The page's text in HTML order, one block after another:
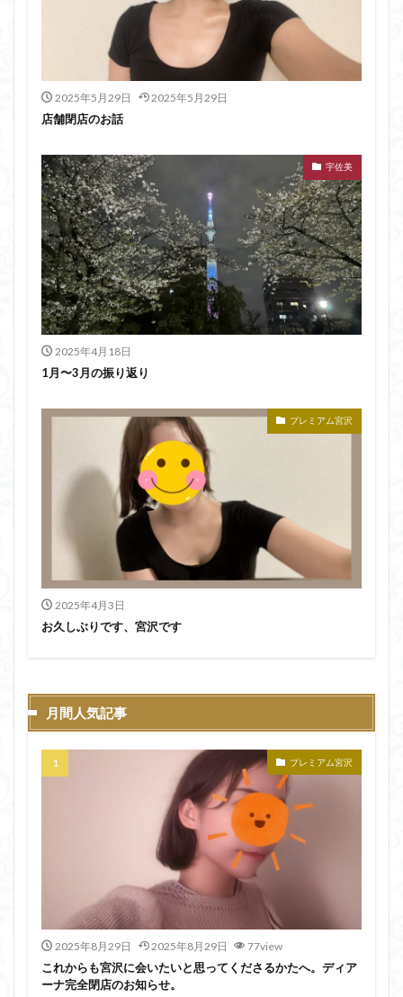
2025年5月29日 2025年5月29日
店舗閉店のお話
宇佐美
2025年4月18日
1月〜3月の振り返り
プレミアム宮沢
2025年4月3日
お久しぶりです、宮沢です
月間人気記事
プレミアム宮沢
2025年8月29日 2025年8月29日 77view
これからも宮沢に会いたいと思ってくださるかたへ。ディア
ーナ完全閉店のお知らせ。